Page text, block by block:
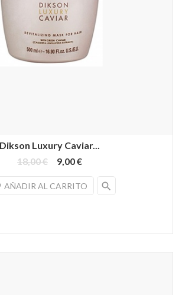
Dikson Luxury Caviar...
18,00 €
9,00 €
AÑADIR AL CARRITO search